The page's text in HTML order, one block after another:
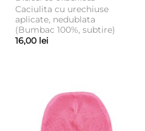
Caciulita cu urechiuse
aplicate, nedublata
(Bumbac 100%, subtire)
16,00 lei